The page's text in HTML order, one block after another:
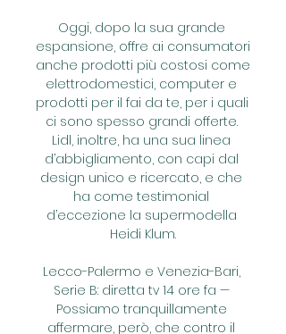
Oggi, dopo la sua grande
espansione, offre ai consumatori
anche prodotti più costosi come
elettrodomestici, computer e
prodotti per il fai da te, per i quali
ci sono spesso grandi offerte.
Lidl, inoltre, ha una sua linea
d’abbigliamento, con capi dal
design unico e ricercato, e che
ha come testimonial
d’eccezione la supermodella
Heidi Klum.
Lecco-Palermo e Venezia-Bari,
Serie B: diretta tv 14 ore fa —
Possiamo tranquillamente
affermare, però, che contro il